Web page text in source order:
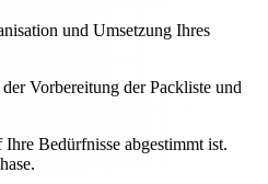
und Umsetzung Ihres
Vorbereitung der Packliste und
Bedürfnisse abgestimmt ist.